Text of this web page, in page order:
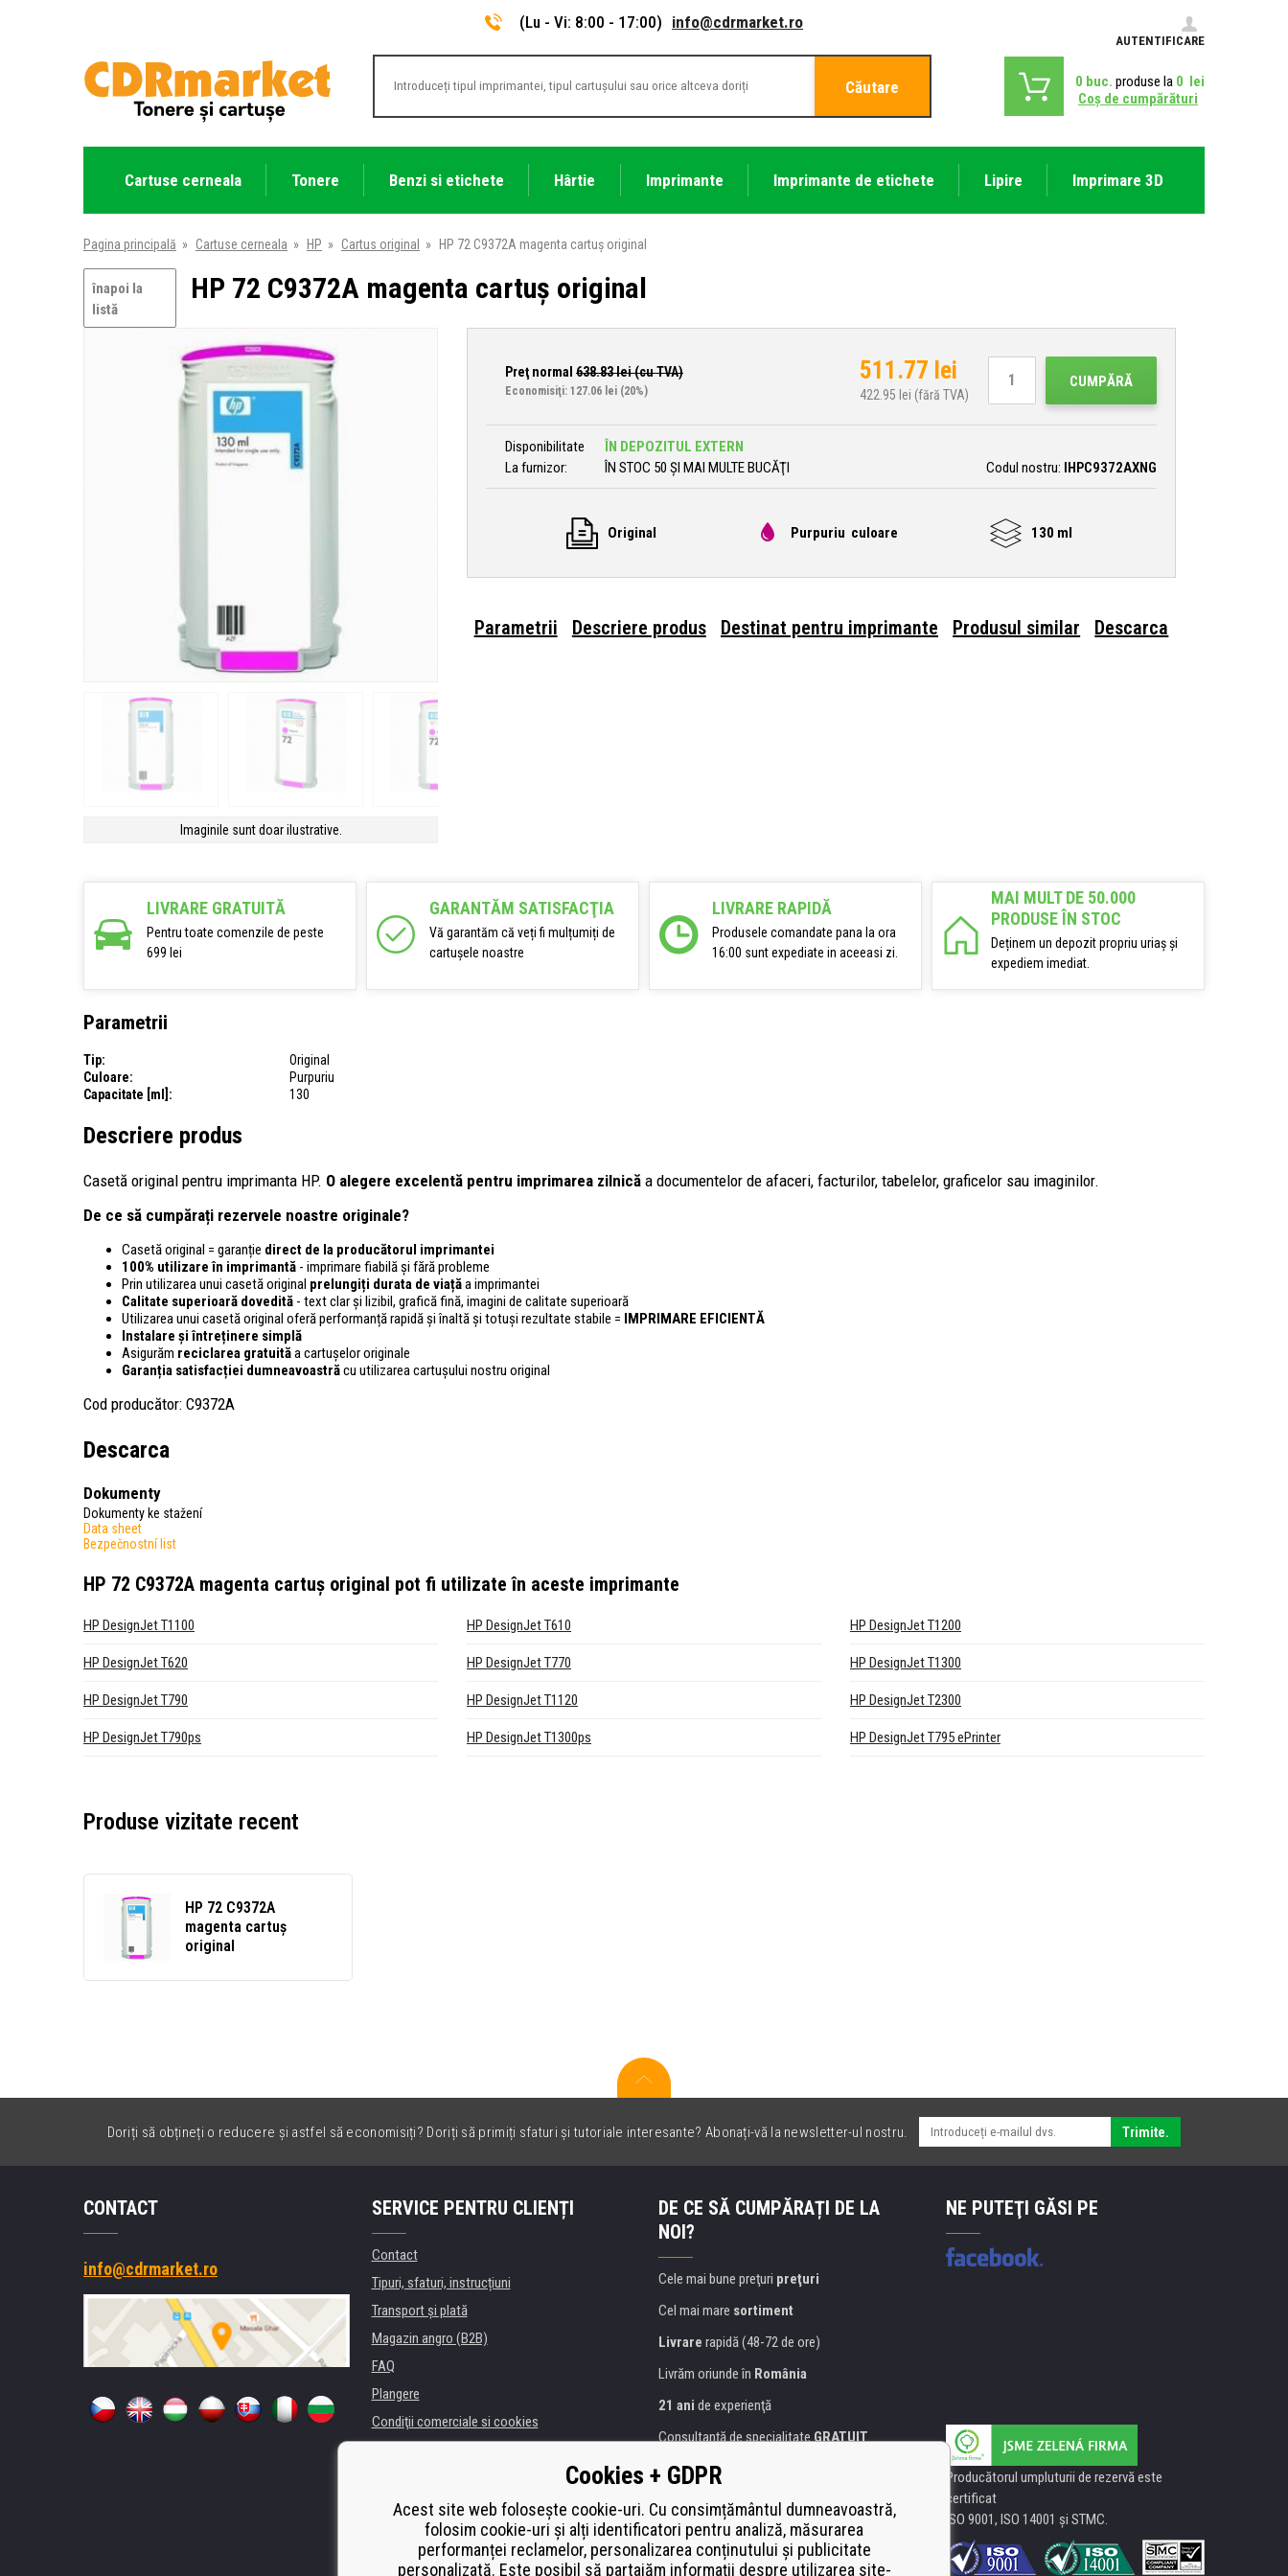
(Lu - Vi: 8:00 - 17:00) info@cdrmarket.ro
AUTENTIFICARE
Căutare 0 buc. produse la 0 lei
Coş de cumpărături
Cartuse cerneala Tonere Benzi si etichete Hârtie Imprimante Imprimante de etichete Lipire Imprimare 3D
Pagina principală » Cartuse cerneala » HP » Cartus original » HP 72 C9372A magenta cartuș original
înapoi la
listă
HP 72 C9372A magenta cartuș original
Imaginile sunt doar ilustrative.
Preţ normal 638.83lei (cu TVA)
Economisiţi: 127.06 lei (20%)
511.77 lei
422.95 lei (fără TVA)
CUMPĂRĂ
Disponibilitate
ÎN DEPOZITUL EXTERN
La furnizor:
ÎN STOC 50 ȘI MAI MULTE BUCĂŢI Codul nostru: IHPC9372AXNG
Original Purpuriu culoare 130 ml
Parametrii Descriere produs Destinat pentru imprimante Produsul similar Descarca
LIVRARE GRATUITĂ
Pentru toate comenzile de peste
699 lei
GARANTĂM SATISFACŢIA
Vă garantăm că veți fi mulțumiți de
cartușele noastre
LIVRARE RAPIDĂ
Produsele comandate pana la ora
16:00 sunt expediate in aceeasi zi.
MAI MULT DE 50.000
PRODUSE ÎN STOC
Deținem un depozit propriu uriaș și
expediem imediat.
Parametrii
Tip:
Original
Culoare:
Purpuriu
Capacitate [ml]:
130
Descriere produs
Casetă original pentru imprimanta HP. O alegere excelentă pentru imprimarea zilnică a documentelor de afaceri, facturilor, tabelelor, graficelor sau imaginilor.
De ce să cumpărați rezervele noastre originale?
Casetă original = garanție direct de la producătorul imprimantei
100% utilizare în imprimantă - imprimare fiabilă și fără probleme
Prin utilizarea unui casetă original prelungiți durata de viațăa imprimantei
Calitate superioară dovedită - text clar și lizibil, grafică fină, imagini de calitate superioară
Utilizarea unui casetă original oferă performanță rapidă și înaltă și totuși rezultate stabile =
IMPRIMARE EFICIENTĂ
Instalare și întreținere simplă
Asigurăm reciclarea gratuităa cartușelor originale
Garanția satisfacției dumneavoastrăcu utilizarea cartușului nostru original
Cod producător: C9372A
Descarca
Dokumenty
Dokumenty ke stažení
Data sheet
Bezpečnostní list
HP 72 C9372A magenta cartuș original pot fi utilizate în aceste imprimante
HP DesignJet T1100 HP DesignJet T610 HP DesignJet T1200
HP DesignJet T620 HP DesignJet T770 HP DesignJet T1300
HP DesignJet T790 HP DesignJet T1120 HP DesignJet T2300
HP DesignJet T790ps HP DesignJet T1300ps HP DesignJet T795 ePrinter
Produse vizitate recent
HP 72 C9372A
magenta cartuș
original
Doriți să obțineți o reducere și astfel să economisiți? Doriți să primiți sfaturi și tutoriale interesante? Abonați-vă la newsletter-ul nostru. Trimite.
CONTACT
info@cdrmarket.ro
SERVICE PENTRU CLIENȚI
Contact
Tipuri, sfaturi, instrucțiuni
Transport şi plată
Magazin angro (B2B)
FAQ
Plangere
Condiţii comerciale si cookies
Închirierea de imprimante
Performanță de înlocuire
Odstoupení od smlouvy
DE CE SĂ CUMPĂRAȚI DE LA
NOI?
Cele mai bune preţuri preţuri
Cel mai mare sortiment
Livrare rapidă (48-72 de ore)
Livrăm oriunde în România
21 ani de experienţă
Consultanţă de specialitateGRATUIT
Abordarea amabilă
certificat
Heureka
Platăsecurizată on-line
NE PUTEŢI GĂSI PE
Producătorul umpluturii de rezervă este
certificat
ISO 9001, ISO 14001 şi STMC.
Cookies + GDPR
Acest site web folosește cookie-uri. Cu consimțământul dumneavoastră,
folosim cookie-uri și alți identificatori pentru analiză, măsurarea
performanței reclamelor, personalizarea conținutului și publicitate
personalizată. Este posibil să partajăm informații despre utilizarea site-